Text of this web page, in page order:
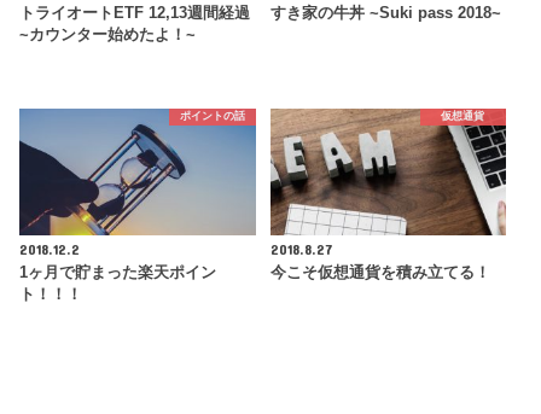
トライオートETF 12,13週間経過
~カウンター始めたよ！~
すき家の牛丼 ~Suki pass 2018~
ポイントの話
2018.12.2
1ヶ月で貯まった楽天ポイン
ト！！！
仮想通貨
2018.8.27
今こそ仮想通貨を積み立てる！